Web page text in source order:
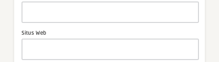
Situs Web